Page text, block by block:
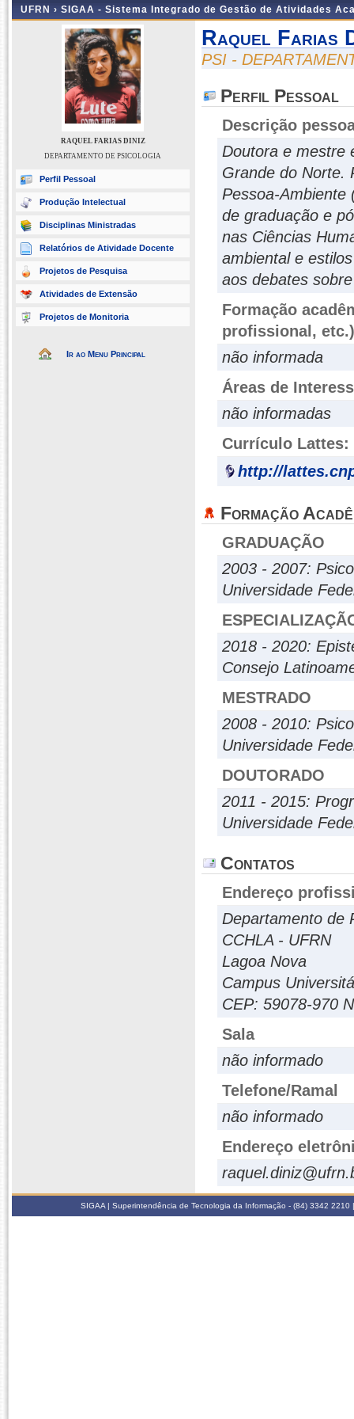
UFRN › SIGAA - Sistema Integrado de Gestão de Atividades
RAQUEL FARIAS DINIZ
DEPARTAMENTO DE PSICOLOGIA
Perfil Pessoal
Produção Intelectual
Disciplinas Ministradas
Relatórios de Atividade Docente
Projetos de Pesquisa
Atividades de Extensão
Projetos de Monitoria
Ir ao Menu Principal
Raquel Farias
PSI -
Perfil Pessoal
Descrição
Doutora e mestre
Grande do Norte.
Pessoa-Ambiente
de graduação e
nas Ciências
ambiental e
aos debates
Formação
profissional, etc.)
não informada
Áreas de
não informadas
Currículo Lattes:
http://
Formação
GRADUAÇÃO
2003 - 2007:
Universidade
2018 - 2020:
Consejo
MESTRADO
2008 - 2010:
Universidade
DOUTORADO
2011 - 2015:
Universidade
Contatos
Endereço
Departamento de
CCHLA - UFRN
Lagoa Nova
Campus
CEP: 59078-970
Sala
não informado
Telefone/Ramal
não informado
Endereço
SIGAA | Superintendência de Tecnologia da Informação - (84) 3342